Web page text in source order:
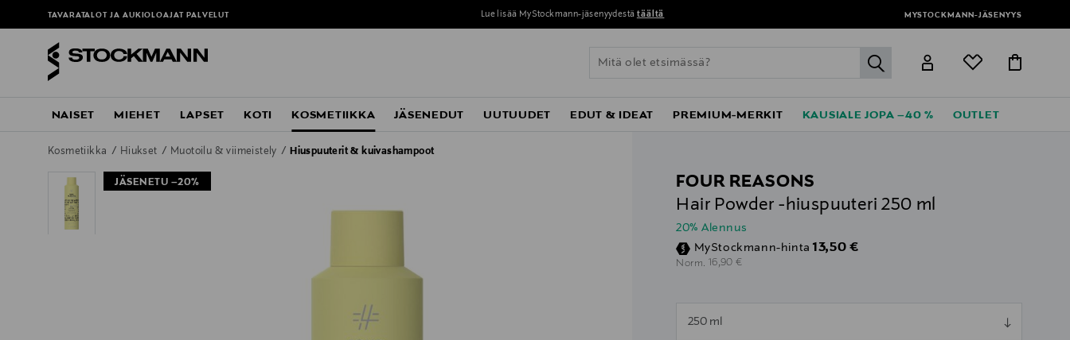
TAVARATALOT JA AUKIOLOAJAT PALVELUT Lue lisää MyStockmann-jäsenyydestä täältä MYSTOCKMANN-JÄSENYYS
label.header.go
NAISET MIEHET LAPSET KOTI KOSMETIIKKA JÄSENEDUT UUTUUDET EDUT & IDEAT PREMIUM-MERKIT KAUSIALE JOPA –40 % OUTLET
Kosmetiikka Hiukset Muotoilu & viimeistely Hiuspuuterit & kuivashampoot
JÄSENETU –20%
FOUR REASONS
Hair Powder -hiuspuuteri 250 ml
20% Alennus
MyStockmann-hinta Discounted Price
13,50 €
Norm. Original Price
16,90 €
250 mlnull